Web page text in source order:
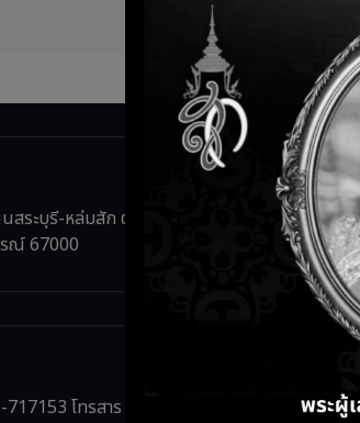
ระบุรี-หล่มสัก ตำบลสะเดียง อำเภอเมือง
ณ์ 67000
โทรสาร 056-717154